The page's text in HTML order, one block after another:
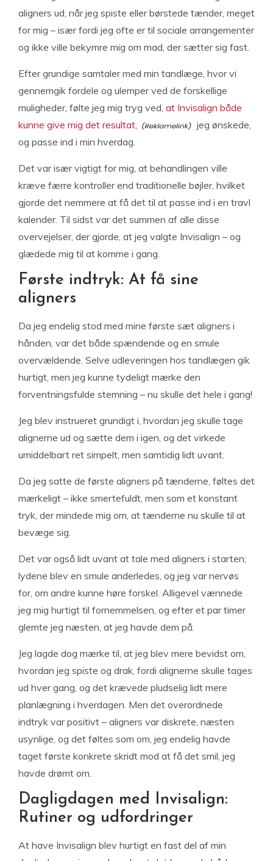
aligners ud, når jeg spiste eller børstede tænder, meget
for mig – især fordi jeg ofte er til sociale arrangementer
og ikke ville bekymre mig om mad, der sætter sig fast.
Efter grundige samtaler med min tandlæge, hvor vi
gennemgik fordele og ulemper ved de forskellige
muligheder, følte jeg mig tryg ved, at Invisalign både
kunne give mig det resultat,
jeg ønskede,
og passe ind i min hverdag.
Det var især vigtigt for mig, at behandlingen ville
kræve færre kontroller end traditionelle bøjler, hvilket
gjorde det nemmere at få det til at passe ind i en travl
kalender. Til sidst var det summen af alle disse
overvejelser, der gjorde, at jeg valgte Invisalign – og
glædede mig til at komme i gang.
Første indtryk: At få sine
aligners
Da jeg endelig stod med mine første sæt aligners i
hånden, var det både spændende og en smule
overvældende. Selve udleveringen hos tandlægen gik
hurtigt, men jeg kunne tydeligt mærke den
forventningsfulde stemning – nu skulle det hele i gang!
Jeg blev instrueret grundigt i, hvordan jeg skulle tage
alignerne ud og sætte dem i igen, og det virkede
umiddelbart ret simpelt, men samtidig lidt uvant.
Da jeg satte de første aligners på tænderne, føltes det
mærkeligt – ikke smertefuldt, men som et konstant
tryk, der mindede mig om, at tænderne nu skulle til at
bevæge sig.
Det var også lidt uvant at tale med aligners i starten;
lydene blev en smule anderledes, og jeg var nervøs
for, om andre kunne høre forskel. Alligevel vænnede
jeg mig hurtigt til fornemmelsen, og efter et par timer
glemte jeg næsten, at jeg havde dem på.
Jeg lagde dog mærke til, at jeg blev mere bevidst om,
hvordan jeg spiste og drak, fordi alignerne skulle tages
ud hver gang, og det krævede pludselig lidt mere
planlægning i hverdagen. Men det overordnede
indtryk var positivt – aligners var diskrete, næsten
usynlige, og det føltes som om, jeg endelig havde
taget første konkrete skridt mod at få det smil, jeg
havde drømt om.
Dagligdagen med Invisalign:
Rutiner og udfordringer
At have Invisalign blev hurtigt en fast del af min